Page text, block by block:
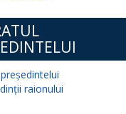
raionului